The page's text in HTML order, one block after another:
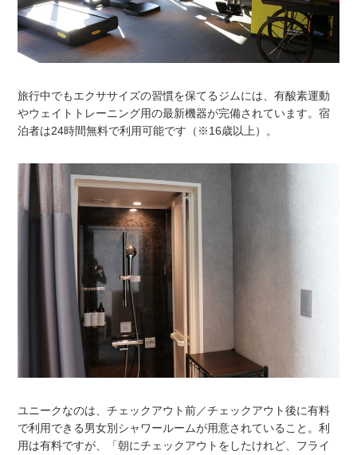
旅行中でもエクササイズの習慣を保てるジムには、有酸素運動
やウェイトトレーニング用の最新機器が完備されています。宿
泊者は24時間無料で利用可能です（※16歳以上）。
ユニークなのは、チェックアウト前／チェックアウト後に有料
で利用できる男女別シャワールームが用意されていること。利
用は有料ですが、「朝にチェックアウトをしたけれど、フライ